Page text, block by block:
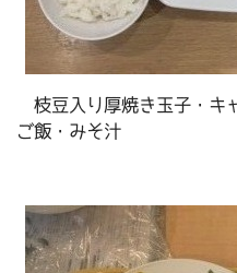
枝豆入り厚焼き玉子・キ
ご飯・みそ汁